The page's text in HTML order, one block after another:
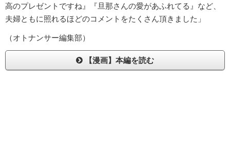
高のプレゼントですね』『旦那さんの愛があふれてる』など、
夫婦ともに照れるほどのコメントをたくさん頂きました」
（オトナンサー編集部）
【漫画】本編を読む